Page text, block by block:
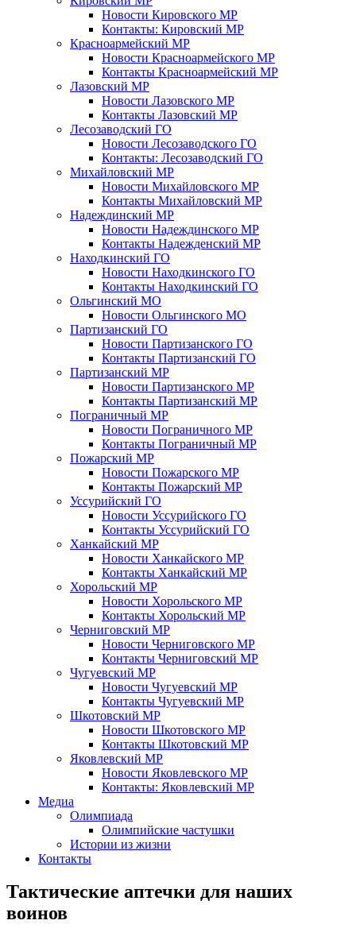
Новости Кировского МР
Контакты: Кировский МР
Красноармейский МР
Новости Красноармейского МР
Контакты Красноармейский МР
Лазовский МР
Новости Лазовского МР
Контакты Лазовский МР
Лесозаводский ГО
Новости Лесозаводского ГО
Контакты: Лесозаводский ГО
Михайловский МР
Новости Михайловского МР
Контакты Михайловский МР
Надеждинский МР
Новости Надеждинского МР
Контакты Надежденский МР
Находкинский ГО
Новости Находкинского ГО
Контакты Находкинский ГО
Ольгинский МО
Новости Ольгинского МО
Партизанский ГО
Новости Партизанского ГО
Контакты Партизанский ГО
Партизанский МР
Новости Партизанского МР
Контакты Партизанский МР
Пограничный МР
Новости Пограничного МР
Контакты Пограничный МР
Пожарский МР
Новости Пожарского МР
Контакты Пожарский МР
Уссурийский ГО
Новости Уссурийского ГО
Контакты Уссурийский ГО
Ханкайский МР
Новости Ханкайского МР
Контакты Ханкайский МР
Хорольский МР
Новости Хорольского МР
Контакты Хорольский МР
Черниговский МР
Новости Черниговского МР
Контакты Черниговский МР
Чугуевский МР
Новости Чугуевский МР
Контакты Чугуевский МР
Шкотовский МР
Новости Шкотовского МР
Контакты Шкотовский МР
Яковлевский МР
Новости Яковлевского МР
Контакты: Яковлевский МР
Медиа
Олимпиада
Олимпийские частушки
Истории из жизни
Контакты
Тактические аптечки для наших
воинов